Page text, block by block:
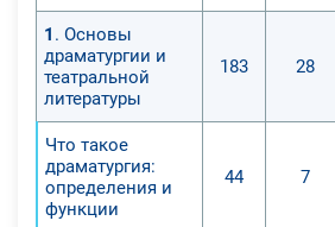
1 . Основы
драматургии и
театральной
литературы
183 28
Что такое
драматургия:
определения и
функции
44 7